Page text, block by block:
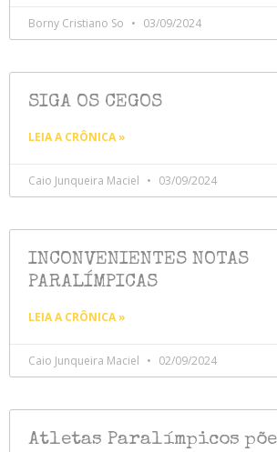
Borny Cristiano So 03/09/2024
SIGA OS CEGOS
LEIA A CRÔNICA »
Caio Junqueira Maciel 03/09/2024
INCONVENIENTES NOTAS
PARALÍMPICAS
LEIA A CRÔNICA »
Caio Junqueira Maciel 02/09/2024
Atletas Paralímpicos